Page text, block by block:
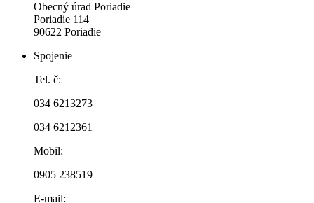
Obecný úrad Poriadie
Poriadie 114
90622 Poriadie
Spojenie
Tel. č:
034 6213273
034 6212361
Mobil:
0905 238519
E-mail: